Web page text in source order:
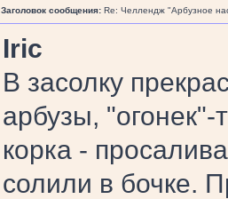
Заголовок сообщения: Re: Челлендж "Арбузное
Iric
В засолку
арбузы, "огонек"-
корка -
солили в бочке.